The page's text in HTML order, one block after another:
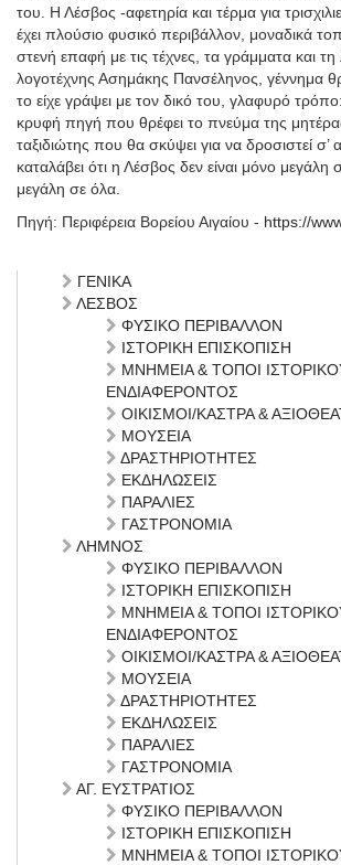
του. Η Λέσβος -αφετηρία και τέρμα για
έχει πλούσιο φυσικό περιβάλλον, μοναδικά
στενή επαφή με τις τέχνες, τα γράμματα και
λογοτέχνης Ασημάκης Πανσέληνος, γέννημα
το είχε γράψει με τον δικό του, γλαφυρό
κρυφή πηγή που θρέφει το πνεύμα της
ταξιδιώτης που θα σκύψει για να δροσιστεί
καταλάβει ότι η Λέσβος δεν είναι μόνο μεγάλη
μεγάλη σε όλα.
Πηγή: Περιφέρεια Βορείου Αιγαίου - https://
ΓΕΝΙΚΑ
ΛΕΣΒΟΣ
ΦΥΣΙΚΟ ΠΕΡΙΒΑΛΛΟΝ
ΙΣΤΟΡΙΚΗ ΕΠΙΣΚΟΠΙΣΗ
ΜΝΗΜΕΙΑ & ΤΟΠΟΙ
ΕΝΔΙΑΦΕΡΟΝΤΟΣ
ΟΙΚΙΣΜΟΙ/ΚΑΣΤΡΑ &
ΜΟΥΣΕΙΑ
ΔΡΑΣΤΗΡΙΟΤΗΤΕΣ
ΕΚΔΗΛΩΣΕΙΣ
ΠΑΡΑΛΙΕΣ
ΓΑΣΤΡΟΝΟΜΙΑ
ΛΗΜΝΟΣ
ΦΥΣΙΚΟ ΠΕΡΙΒΑΛΛΟΝ
ΙΣΤΟΡΙΚΗ ΕΠΙΣΚΟΠΙΣΗ
ΜΝΗΜΕΙΑ & ΤΟΠΟΙ
ΕΝΔΙΑΦΕΡΟΝΤΟΣ
ΟΙΚΙΣΜΟΙ/ΚΑΣΤΡΑ &
ΜΟΥΣΕΙΑ
ΔΡΑΣΤΗΡΙΟΤΗΤΕΣ
ΕΚΔΗΛΩΣΕΙΣ
ΠΑΡΑΛΙΕΣ
ΓΑΣΤΡΟΝΟΜΙΑ
ΑΓ. ΕΥΣΤΡΑΤΙΟΣ
ΦΥΣΙΚΟ ΠΕΡΙΒΑΛΛΟΝ
ΙΣΤΟΡΙΚΗ ΕΠΙΣΚΟΠΙΣΗ
ΜΝΗΜΕΙΑ & ΤΟΠΟΙ